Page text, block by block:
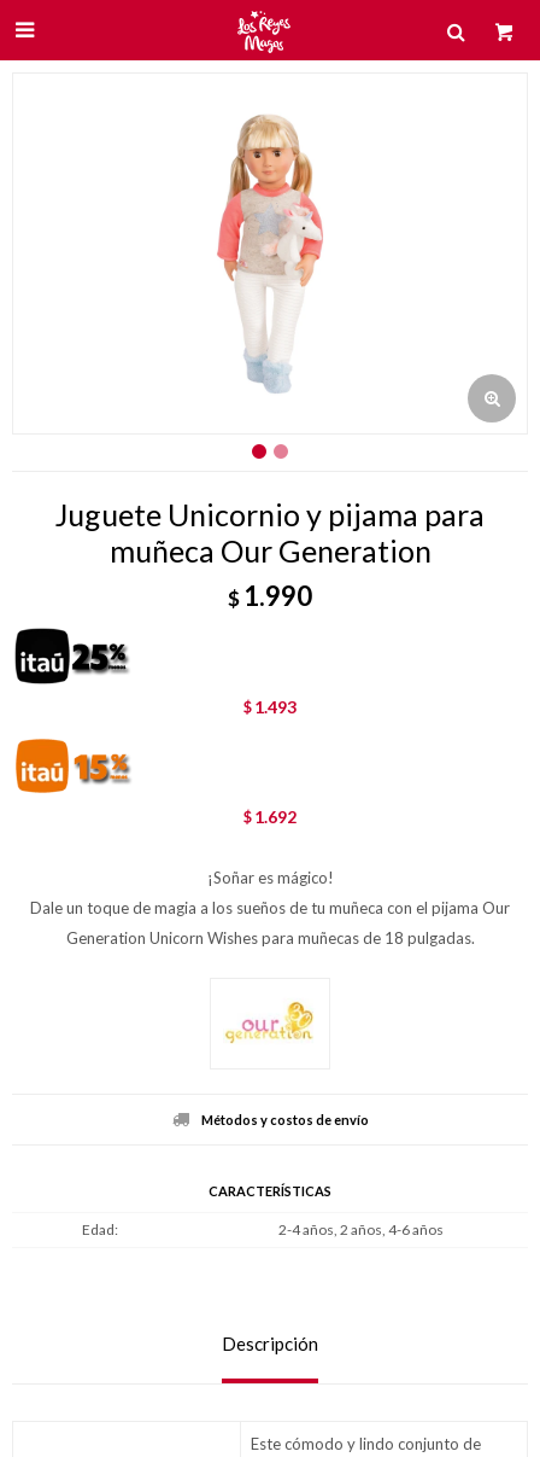

Juguete Unicornio y pijama para
muñeca Our Generation
$ 1.990
$ 1.493
$ 1.692
¡Soñar es mágico!
Dale un toque de magia a los sueños de tu muñeca con el pijama Our
Generation Unicorn Wishes para muñecas de 18 pulgadas.
Métodos y costos de envío
CARACTERÍSTICAS
Edad 2-4 años, 2 años, 4-6 años
Descripción
Este cómodo y lindo conjunto de